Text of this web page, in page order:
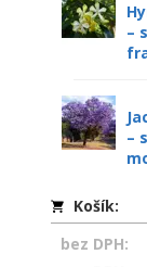
–
–
Košík:
bez DPH: